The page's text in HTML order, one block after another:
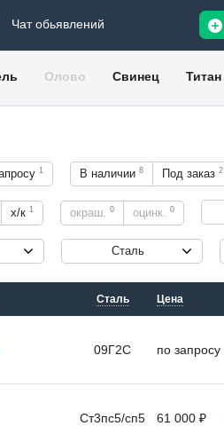
Чат обьявлений
Олово Свинец Титан
1 В наличии 8 Под заказ 2
х/к 1 окраш. 0 оцинк. 0
Сталь
Сталь Цена
09Г2С по запросу
Ст3пс5/сп5 61 000 ₽